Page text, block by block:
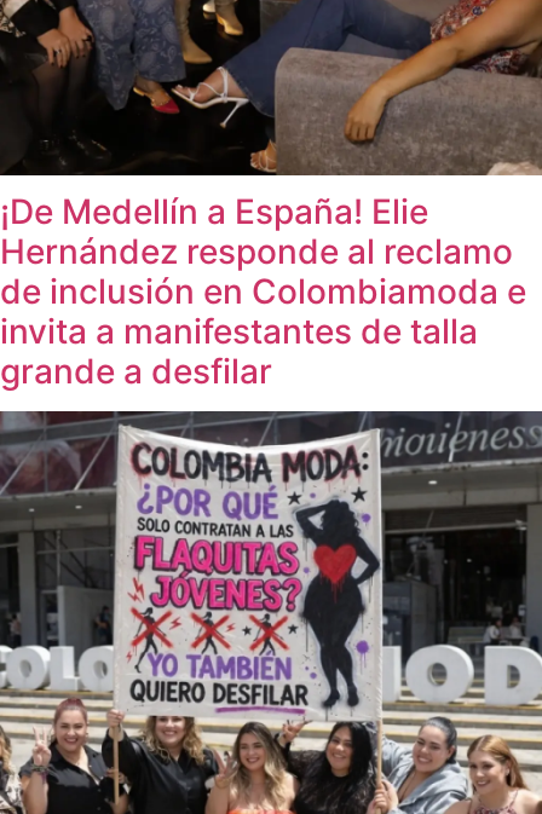
¡De Medellín a España! Elie
Hernández responde al reclamo
de inclusión en Colombiamoda e
invita a manifestantes de talla
grande a desfilar